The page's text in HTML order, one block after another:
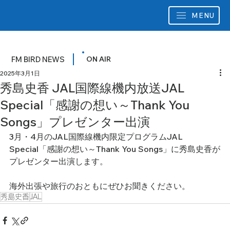
MENU
FM BIRD NEWS ON AIR
秀島史香 JAL国際線機内放送JAL
Special「感謝の想い～Thank You
Songs」プレゼンター出演
2025年3月1日
3月・4月のJAL国際線機内限定プログラムJAL
Special「感謝の想い～Thank You Songs」に秀島史香が
プレゼンター出演します。
海外出張や旅行のおともにぜひお聞きください。
秀島史香 JAL